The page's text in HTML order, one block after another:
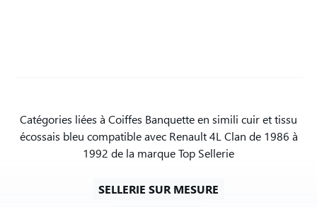
Catégories liées à Coiffes Banquette en simili cuir et tissu
écossais bleu compatible avec Renault 4L Clan de 1986 à
1992 de la marque Top Sellerie
SELLERIE SUR MESURE